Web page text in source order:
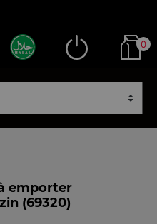
0
emporter
(69320)